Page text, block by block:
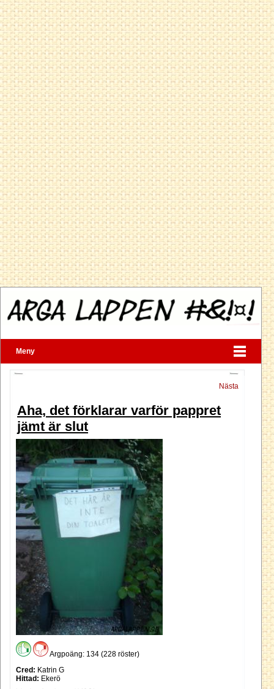
Meny
Nästa
Aha, det förklarar varför pappret
jämt är slut
Argpoäng: 134 (228 röster)
Cred: Katrin G
Hittad: Ekerö